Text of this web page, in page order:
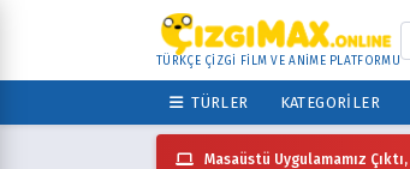
TÜRKÇE ÇİZGİ FİLM VE ANİME PLATFORMU
TÜRLER KATEGORILER
Masaüstü Uygulamamız Çıktı,